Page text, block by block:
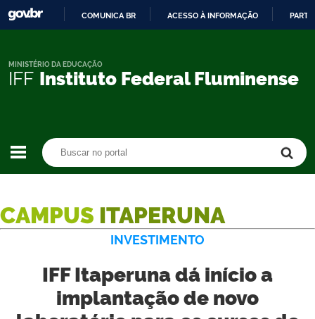
CONTEÚDO
COMUNICA BR ACESSO À INFORMAÇÃO
IFF Instituto Federal Fluminense
MINISTÉRIO DA EDUCAÇÃO
CAMPUS ITAPERUNA
INVESTIMENTO
IFF Itaperuna dá início a
implantação de novo